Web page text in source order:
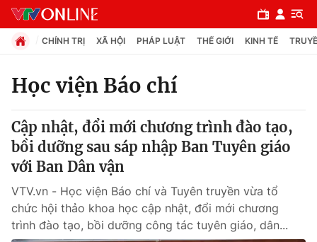
Chuyên mục
Chính trị
Pháp luật
CHÍNH TRỊ XÃ HỘI PHÁP LUẬT THẾ GIỚI KINH TẾ
Học viện Báo chí
Cập nhật, đổi mới chương trình đào tạo,
bồi dưỡng sau sáp nhập Ban Tuyên giáo
với Ban Dân vận
VTV.vn - Học viện Báo chí và Tuyên truyền vừa tổ
chức hội thảo khoa học cập nhật, đổi mới chương
trình đào tạo, bồi dưỡng công tác tuyên giáo, dân...